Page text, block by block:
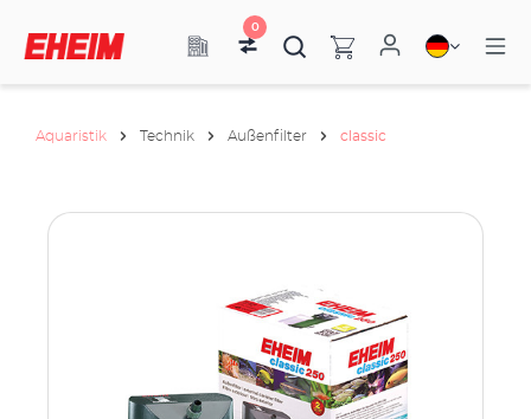
0
Aquaristik Technik Außenfilter classic